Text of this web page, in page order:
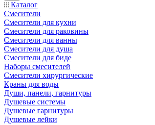
Каталог
Смесители
Смесители для кухни
Смесители для раковины
Смесители для ванны
Смесители для душа
Смесители для биде
Наборы смесителей
Смесители хирургические
Краны для воды
Души, панели, гарнитуры
Душевые системы
Душевые гарнитуры
Душевые лейки